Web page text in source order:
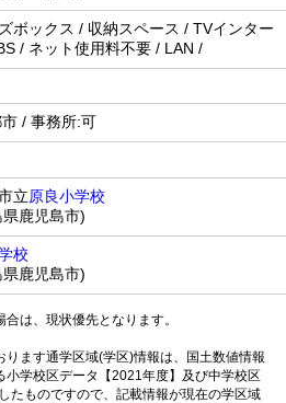
ボックス / 収納スペース / TVインター
/ ネット使用料不要 / LAN /
/ 事務所:可
立原良小学校
鹿児島市)
校
鹿児島市)
は、現状優先となります。
ます通学区域(学区)情報は、国土数値情報
小学校区データ【2021年度】及び中学校区
たものですので、記載情報が現在の学区域